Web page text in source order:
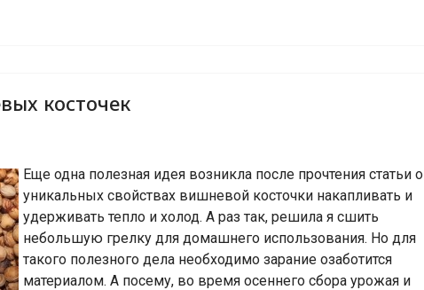
косточек
Еще одна полезная идея возникла после прочтения статьи о
уникальных свойствах вишневой косточки накапливать и
удерживать тепло и холод. А раз так, решила я сшить
небольшую грелку для домашнего использования. Но для
такого полезного дела необходимо зарание озаботится
материалом. А посему, во время осеннего сбора урожая и